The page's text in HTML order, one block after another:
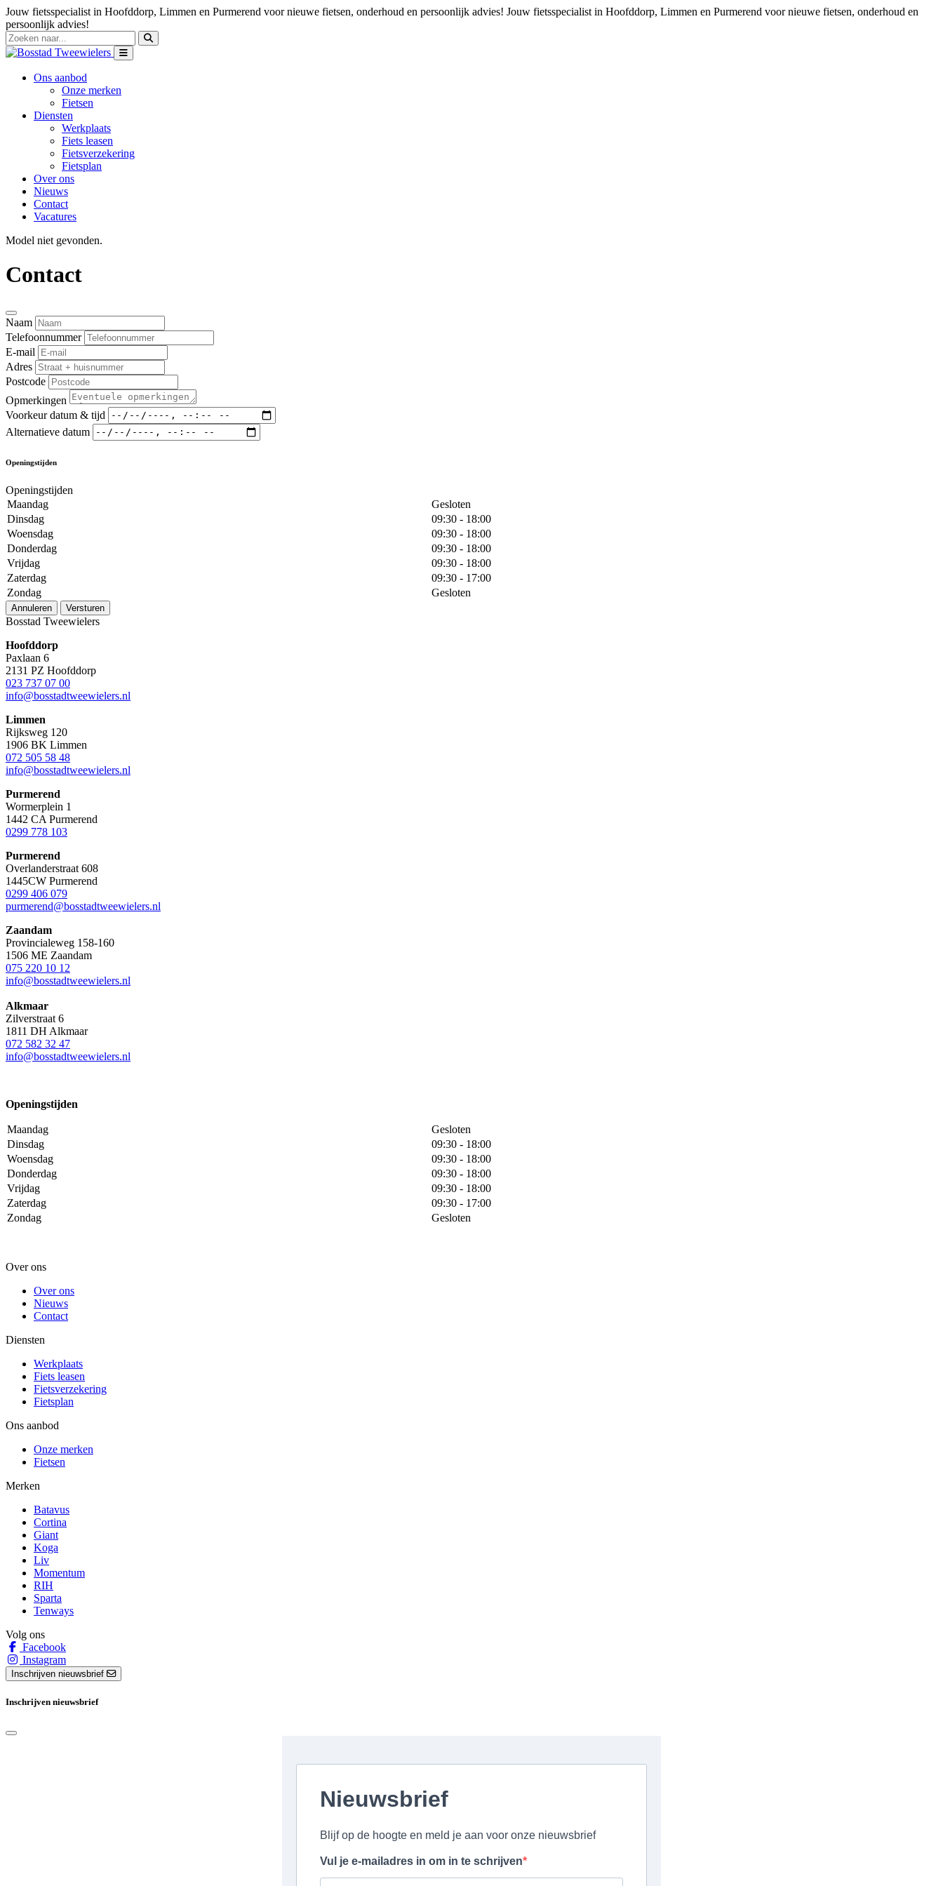
Jouw fietsspecialist in Hoofddorp, Limmen en Purmerend voor nieuwe fietsen, onderhoud en persoonlijk advies! Jouw fietsspecialist in Hoofddorp, Limmen en Purmerend voor nieuwe fietsen, onderhoud en
persoonlijk advies!
Ons aanbod
Onze merken
Fietsen
Diensten
Werkplaats
Fiets leasen
Fietsverzekering
Fietsplan
Over ons
Nieuws
Contact
Vacatures
Model niet gevonden.
Contact
Naam
Telefoonnummer
E-mail
Adres
Postcode
Opmerkingen
Voorkeur datum & tijd
Alternatieve datum
Openingstijden
Openingstijden
Maandag
Gesloten
Dinsdag
09:30 - 18:00
Woensdag
09:30 - 18:00
Donderdag
09:30 - 18:00
Vrijdag
09:30 - 18:00
Zaterdag
09:30 - 17:00
Zondag
Gesloten
Annuleren Versturen
Bosstad Tweewielers
Hoofddorp
Paxlaan 6
2131 PZ Hoofddorp
023 737 07 00
info@bosstadtweewielers.nl
Limmen
Rijksweg 120
1906 BK Limmen
072 505 58 48
info@bosstadtweewielers.nl
Purmerend
Wormerplein 1
1442 CA Purmerend
0299 778 103
Purmerend
Overlanderstraat 608
1445CW Purmerend
0299 406 079
purmerend@bosstadtweewielers.nl
Zaandam
Provincialeweg 158-160
1506 ME Zaandam
075 220 10 12
info@bosstadtweewielers.nl
Alkmaar
Zilverstraat 6
1811 DH Alkmaar
072 582 32 47
info@bosstadtweewielers.nl
Openingstijden
Maandag
Gesloten
Dinsdag
09:30 - 18:00
Woensdag
09:30 - 18:00
Donderdag
09:30 - 18:00
Vrijdag
09:30 - 18:00
Zaterdag
09:30 - 17:00
Zondag
Gesloten
Over ons
Over ons
Nieuws
Contact
Diensten
Werkplaats
Fiets leasen
Fietsverzekering
Fietsplan
Ons aanbod
Onze merken
Fietsen
Merken
Batavus
Cortina
Giant
Koga
Liv
Momentum
RIH
Sparta
Tenways
Volg ons
Facebook
Instagram
Inschrijven nieuwsbrief
Inschrijven nieuwsbrief